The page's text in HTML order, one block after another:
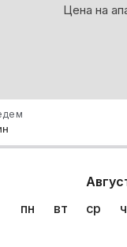
Цена на
пн
вт ср
Берлине: 0